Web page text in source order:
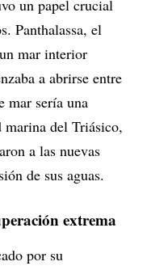
un papel crucial
Panthalassa, el
mar interior
a abrirse entre
mar sería una
marina del Triásico,
a las nuevas
de sus aguas.
extrema
por su